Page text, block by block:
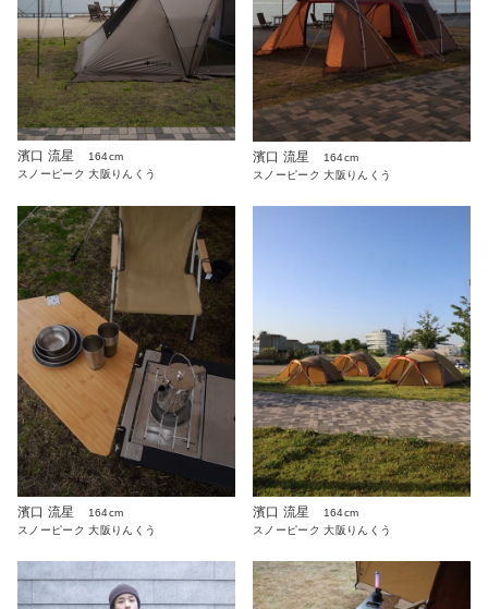
濱口 流星
164cm
スノーピーク 大阪りんくう
濱口 流星
164cm
スノーピーク 大阪りんくう
濱口 流星
164cm
スノーピーク 大阪りんくう
濱口 流星
164cm
スノーピーク 大阪りんくう